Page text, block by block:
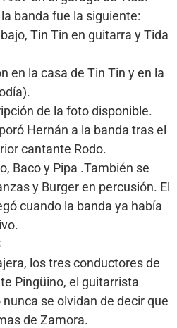
banda fue la siguiente:
Tin Tin en guitarra y Tida
en la casa de Tin Tin y en la
Hernán a la banda tras el
cantante Rodo.
Baco y Pipa .También se
y Burger en percusión. El
cuando la banda ya había
los tres conductores de
Pingüino, el guitarrista
se olvidan de decir que
de Zamora.